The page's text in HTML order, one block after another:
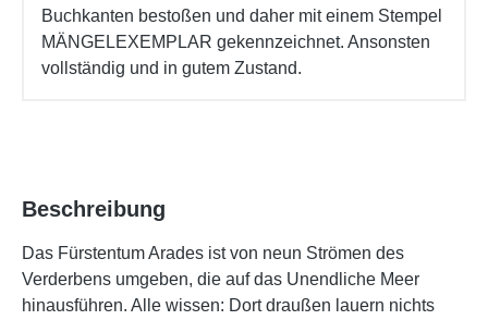
Buchkanten bestoßen und daher mit einem Stempel
MÄNGELEXEMPLAR gekennzeichnet. Ansonsten
vollständig und in gutem Zustand.
Beschreibung
Das Fürstentum Arades ist von neun Strömen des
Verderbens umgeben, die auf das Unendliche Meer
hinausführen. Alle wissen: Dort draußen lauern nichts